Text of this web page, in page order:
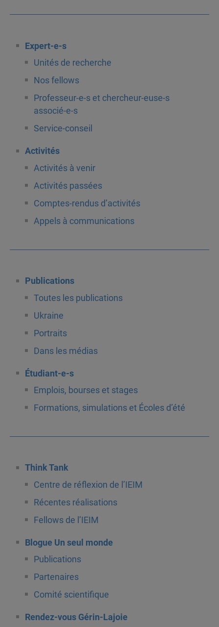
Expert-e-s
Unités de recherche
Nos fellows
Professeur-e-s et chercheur-euse-s
associé-e-s
Service-conseil
Activités
Activités à venir
Activités passées
Comptes-rendus d’activités
Appels à communications
Publications
Toutes les publications
Ukraine
Portraits
Dans les médias
Étudiant-e-s
Emplois, bourses et stages
Formations, simulations et Écoles d’été
Think Tank
Centre de réflexion de l’IEIM
Récentes réalisations
Fellows de l’IEIM
Blogue Un seul monde
Publications
Partenaires
Comité scientifique
Rendez-vous Gérin-Lajoie